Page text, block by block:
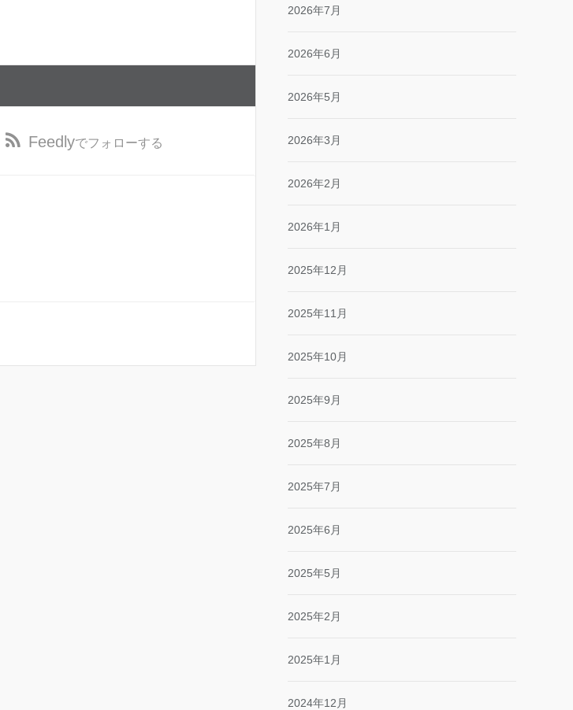
Feedlyでフォローする
2026年7月
2026年6月
2026年5月
2026年3月
2026年2月
2026年1月
2025年12月
2025年11月
2025年10月
2025年9月
2025年8月
2025年7月
2025年6月
2025年5月
2025年2月
2025年1月
2024年12月